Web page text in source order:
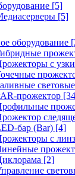
[5]
[5]
оборудование
с
прожектор
бар (Bar) [4]
с
[2]